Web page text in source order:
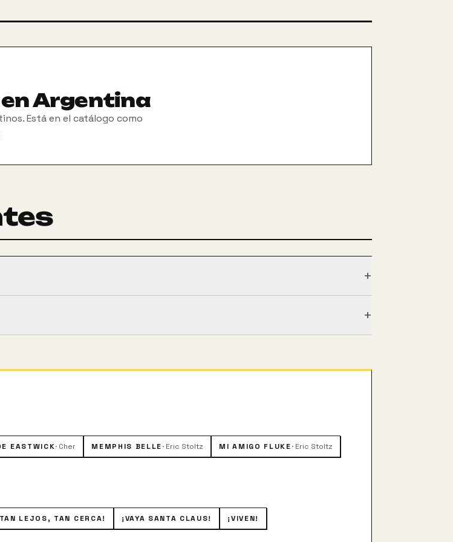
Argentina
Está en el catálogo como
+
+
proteccionista con Rocky, y está determinada a conseguir
persona
EASTWICK· Cher MEMPHIS BELLE· Eric Stoltz MI AMIGO FLUKE· Eric Stoltz
LEJOS, TAN CERCA! ¡VAYA SANTA CLAUS! ¡VIVEN!